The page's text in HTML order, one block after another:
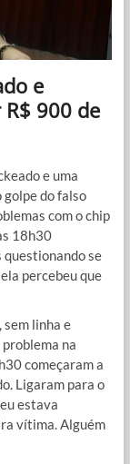
e
900 de
e uma
golpe do falso
com o chip
18h30
questionando se
percebeu que
linha e
na
começaram a
Ligaram para o
estava
vítima. Alguém